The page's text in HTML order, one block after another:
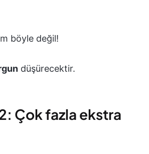
böyle değil!
düşürecektir.
Çok fazla ekstra